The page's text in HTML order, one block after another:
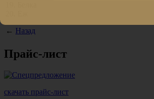
← Назад
Прайс-лист
скачать прайс-лист